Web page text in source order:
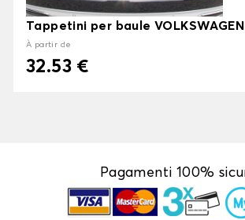
Tappetini per baule
À partir de
32.53 €
Pagamenti 100%